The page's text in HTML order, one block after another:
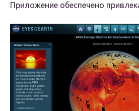
Приложение обеспечено